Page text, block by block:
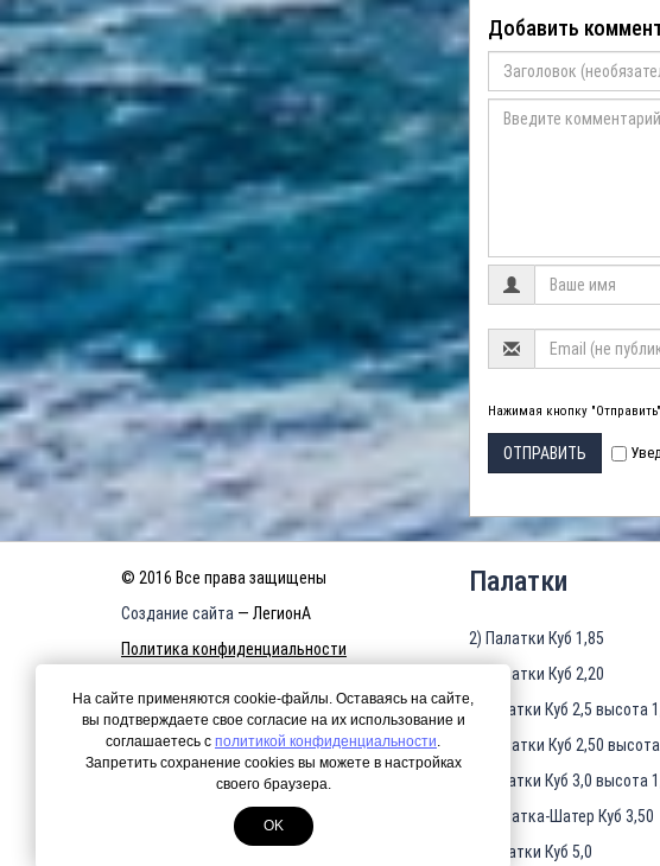
Добавить
Нажимая кнопку
ОТПРАВИТЬ
© 2016 Все права защищены
Создание сайта — ЛегионА
Политика конфиденциальности
КАРТА САЙТА
Палатки
2) Палатки Куб 1,85
3) Палатки Куб 2,20
4)Палатки Куб 2,5 высота
5) Палатки Куб 2,50
6)Палатки Куб 3,0 высота
7) Палатка-Шатер Куб 3,50
8)Палатки Куб 5,0
На сайте применяются cookie-файлы. Оставаясь на сайте,
вы подтверждаете свое согласие на их использование и
соглашаетесь с политикой конфиденциальности.
Запретить сохранение cookies вы можете в настройках
своего браузера.
OK